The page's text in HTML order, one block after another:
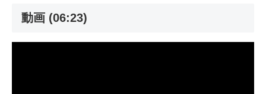
動画 (06:23)